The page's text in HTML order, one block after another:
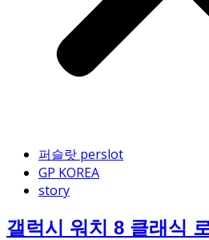
퍼슬랏 perslot
GP KOREA
story
갤럭시 워치 8 클래식